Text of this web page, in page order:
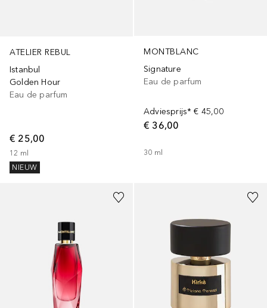
ATELIER REBUL
Istanbul
Golden Hour
Eau de parfum
€ 25,00
12 ml
NIEUW
MONTBLANC
Signature
Eau de parfum
Adviesprijs* € 45,00
€ 36,00
30 ml